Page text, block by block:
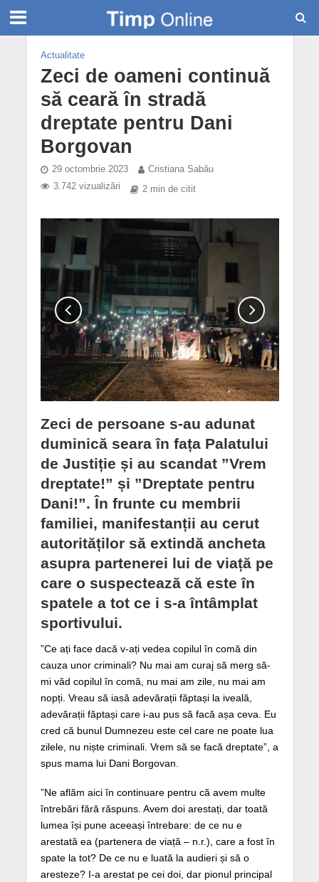
Actualitate
Zeci de oameni continuă
să ceară în stradă
dreptate pentru Dani
Borgovan
29 octombrie 2023
Cristiana Sabău
3.742 vizualizări
2 min de citit
Zeci de persoane s-au adunat
duminică seara în fața Palatului
de Justiție și au scandat ”Vrem
dreptate!” și ”Dreptate pentru
Dani!”. În frunte cu membrii
familiei, manifestanții au cerut
autorităților să extindă ancheta
asupra partenerei lui de viață pe
care o suspectează că este în
spatele a tot ce i s-a întâmplat
sportivului.
”Ce ați face dacă v-ați vedea copilul în comă din
cauza unor criminali? Nu mai am curaj să merg să-
mi văd copilul în comă, nu mai am zile, nu mai am
nopți. Vreau să iasă adevărații făptași la iveală,
adevărații făptași care i-au pus să facă așa ceva. Eu
cred că bunul Dumnezeu este cel care ne poate lua
zilele, nu niște criminali. Vrem să se facă dreptate”, a
spus mama lui Dani Borgovan.
”Ne aflăm aici în continuare pentru că avem multe
întrebări fără răspuns. Avem doi arestați, dar toată
lumea își pune aceeași întrebare: de ce nu e
arestată ea (partenera de viață – n.r.), care a fost în
spate la tot? De ce nu e luată la audieri și să o
aresteze? I-a arestat pe cei doi, dar pionul principal